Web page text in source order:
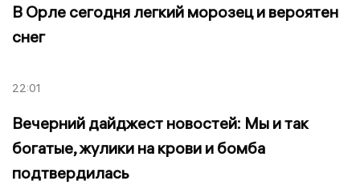
В Орле сегодня легкий морозец и вероятен
снег
22:01
Вечерний дайджест новостей: Мы и так
богатые, жулики на крови и бомба
подтвердилась